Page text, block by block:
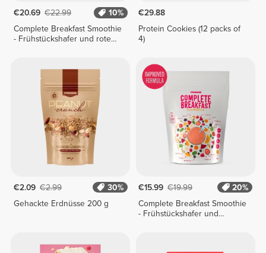
€20.69 €22.99
10%
Complete Breakfast Smoothie
- Frühstückshafer und rote
€29.88
Protein Cookies (12 packs of
4)
€2.09 €2.99
30%
Gehackte Erdnüsse 200 g
€15.99 €19.99
20%
Complete Breakfast Smoothie
- Frühstückshafer und